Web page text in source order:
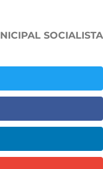
SOCIALISTA